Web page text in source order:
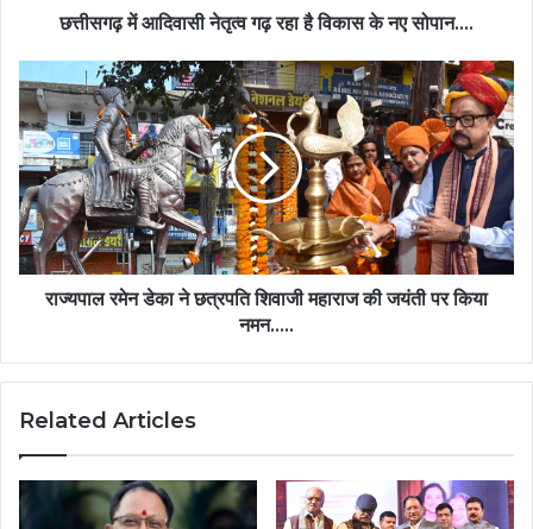
छत्तीसगढ़ में आदिवासी नेतृत्व गढ़ रहा है विकास के नए सोपान….
रमेन
डेका
ने
छत्रपति
शिवाजी
महाराज
की
जयंती
राज्यपाल रमेन डेका ने छत्रपति शिवाजी महाराज की जयंती पर किया
नमन…..
Related Articles